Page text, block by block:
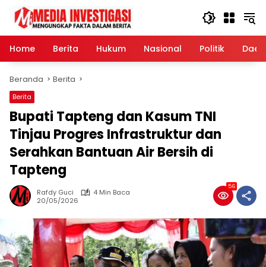
Langsung
konten
Home
Berita Hukum Nasional Politik
Beranda Berita
Berita
Bupati Tapteng dan Kasum TNI
Tinjau Progres Infrastruktur dan
Serahkan Bantuan Air Bersih di
Tapteng
Rafdy Guci
4 Min Baca
20/05/2026
56